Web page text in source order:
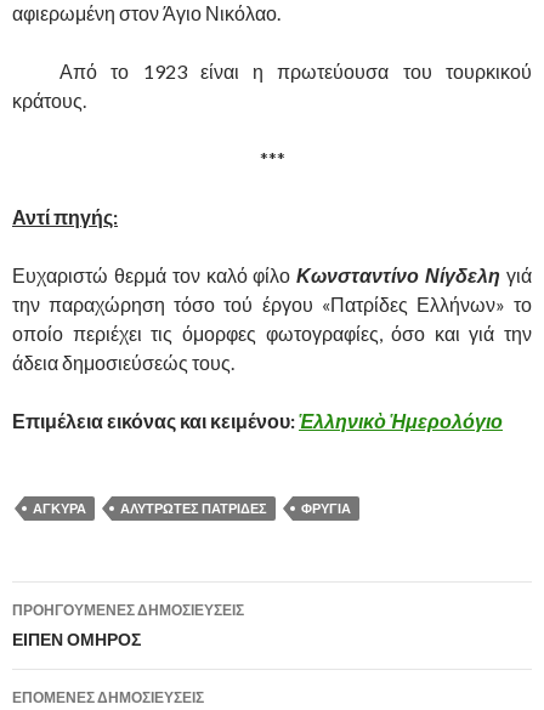
αφιερωμένη στον Άγιο Νικόλαο.
Από το 1923 είναι η πρωτεύουσα του τουρκικού
κράτους.
***
Αντί πηγής:
Ευχαριστώ θερμά τον καλό φίλοΚωνσταντίνο Νίγδελη γιά
την παραχώρηση τόσο τού έργου «Πατρίδες Ελλήνων» το
οποίο περιέχει τις όμορφες φωτογραφίες, όσο και γιά την
άδεια δημοσιεύσεώς τους.
Επιμέλεια εικόνας και κειμένου:ἙλληνικὸἩμερολόγιο
ΑΓΚΥΡΑ ΑΛΥΤΡΩΤΕΣ ΠΑΤΡΙΔΕΣ ΦΡΥΓΙΑ
Πλοήγηση
άρθρων
ΠΡΟΗΓΟΎΜΕΝΕΣ ΔΗΜΟΣΙΕΎΣΕΙΣ
ΕΙΠΕΝ ΟΜΗΡΟΣ
ΕΠΌΜΕΝΕΣ ΔΗΜΟΣΙΕΎΣΕΙΣ